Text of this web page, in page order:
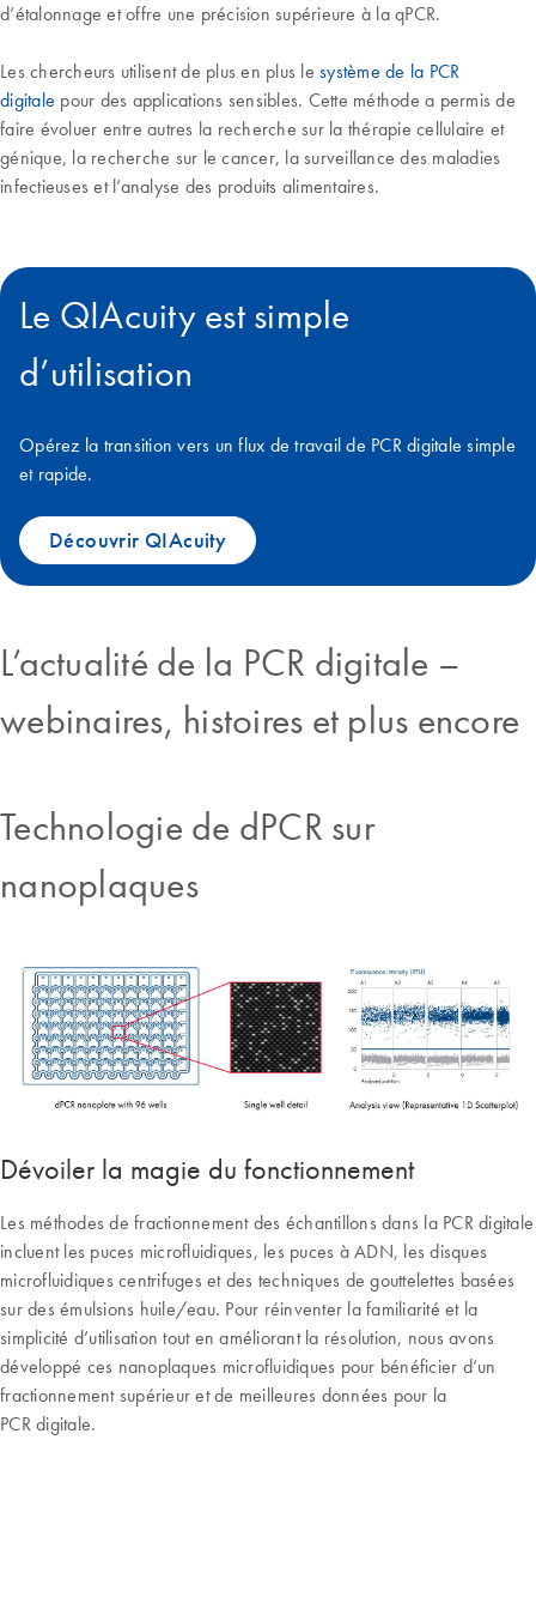
d’étalonnage et offre une précision supérieure à la qPCR.
Les chercheurs utilisent de plus en plus le système de la PCR
digitale pour des applications sensibles. Cette méthode a permis de
faire évoluer entre autres la recherche sur la thérapie cellulaire et
génique, la recherche sur le cancer, la surveillance des maladies
infectieuses et l’analyse des produits alimentaires.
Le QIAcuity est simple
d’utilisation
Opérez la transition vers un flux de travail de PCR digitale simple
et rapide.
Découvrir QIAcuity
L’actualité de la PCR digitale –
webinaires, histoires et plus encore
Technologie de dPCR sur
nanoplaques
Dévoiler la magie du fonctionnement
Les méthodes de fractionnement des échantillons dans la PCR digitale
incluent les puces microfluidiques, les puces à ADN, les disques
microfluidiques centrifuges et des techniques de gouttelettes basées
sur des émulsions huile/eau. Pour réinventer la familiarité et la
simplicité d’utilisation tout en améliorant la résolution, nous avons
développé ces nanoplaques microfluidiques pour bénéficier d’un
fractionnement supérieur et de meilleures données pour la
PCR digitale.